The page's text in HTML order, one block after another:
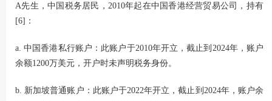
A先生，中国税务居民，2010年起在中国香港经营贸易公司，持有
[6]：
a. 中国香港私行账户：此账户于2010年开立，截止到2024年，账户
余额1200万美元，开户时未声明税务身份。
b. 新加坡普通账户：此账户于2022年开立，截止到2024年，账户余